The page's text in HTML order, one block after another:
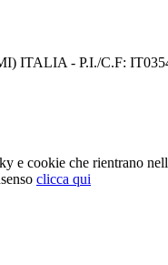
ITALIA - P.I./C.F:
cookie che rientrano
clicca qui